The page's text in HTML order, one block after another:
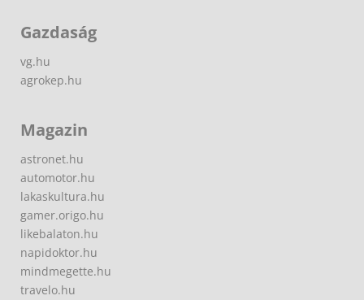
Gazdaság
vg.hu
agrokep.hu
Magazin
astronet.hu
automotor.hu
lakaskultura.hu
gamer.origo.hu
likebalaton.hu
napidoktor.hu
mindmegette.hu
travelo.hu